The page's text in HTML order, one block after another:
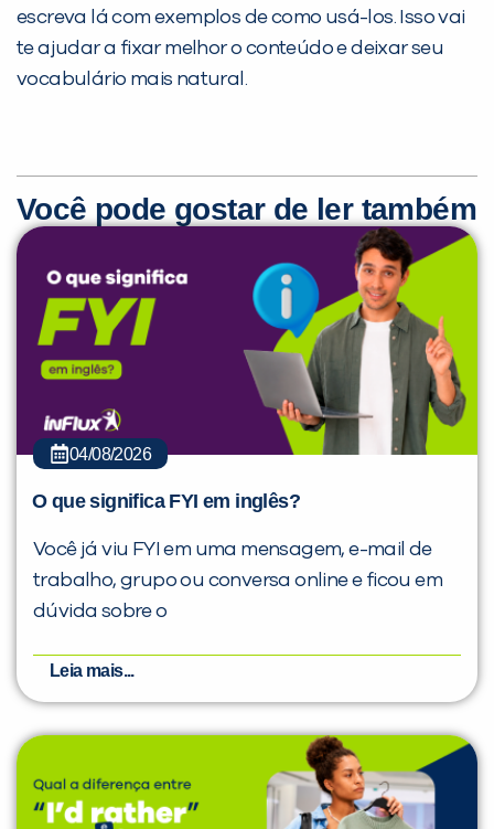
escreva lá com exemplos de como usá-los. Isso vai
te ajudar a fixar melhor o conteúdo e deixar seu
vocabulário mais natural.
Você pode gostar de ler também
04/08/2026
O que significa FYI em inglês?
Você já viu FYI em uma mensagem, e-mail de
trabalho, grupo ou conversa online e ficou em
dúvida sobre o
Leia mais...